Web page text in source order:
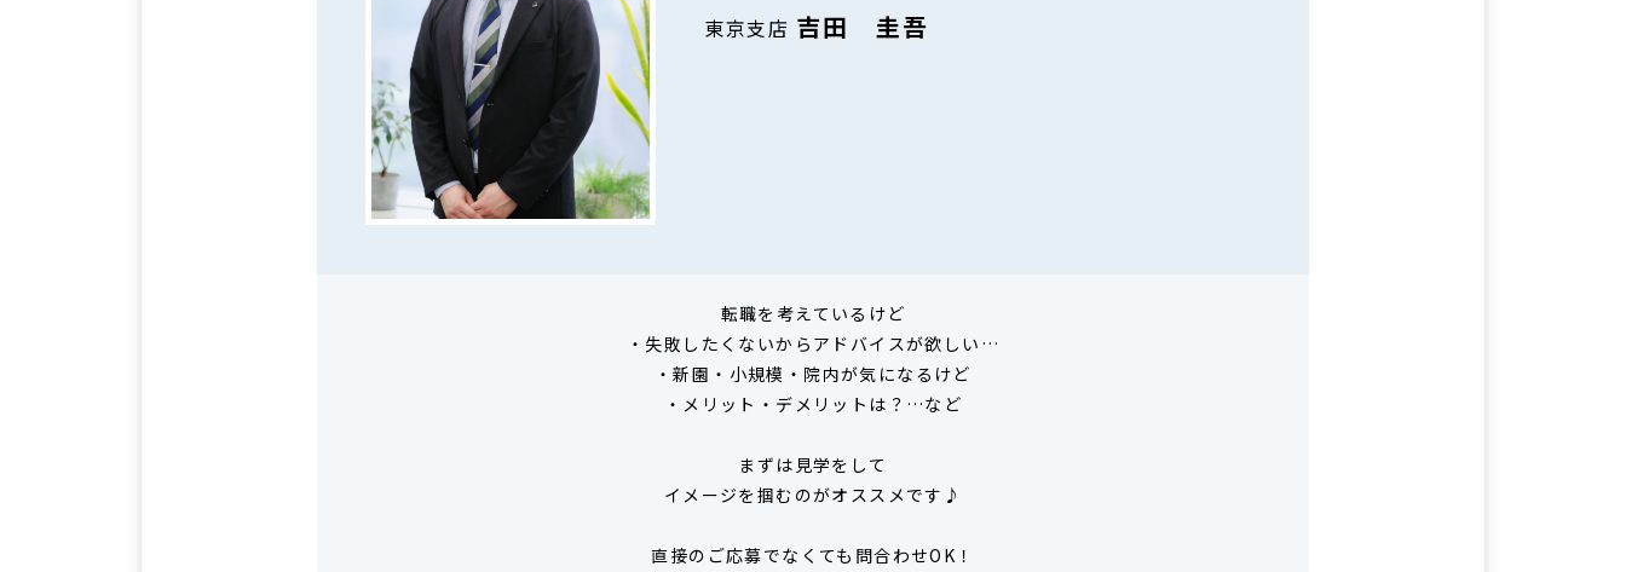
東京支店 吉田 圭吾
転職を考えているけど
・失敗したくないからアドバイスが欲しい…
・新園・小規模・院内が気になるけど
・メリット・デメリットは？…など
まずは見学をして
イメージを掴むのがオススメです♪
直接のご応募でなくても問合わせOK！